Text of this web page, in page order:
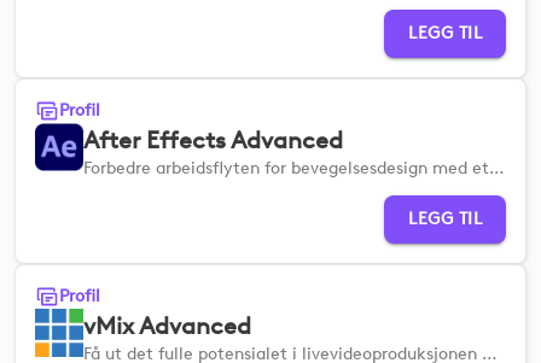
LEGG TIL
Profil
After Effects Advanced
Forbedre arbeidsflyten for bevegelsesdesign med et omfattende sett med avanserte verktøy for visuell komposisjon.
LEGG TIL
Profil
vMix Advanced
Få ut det fulle potensialet i livevideoproduksjonen din.